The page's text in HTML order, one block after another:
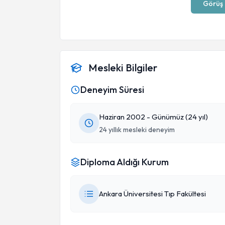
Görüş
Mesleki Bilgiler
Deneyim Süresi
Haziran 2002 - Günümüz (24 yıl)
24 yıllık mesleki deneyim
Diploma Aldığı Kurum
Ankara Üniversitesi Tıp Fakültesi